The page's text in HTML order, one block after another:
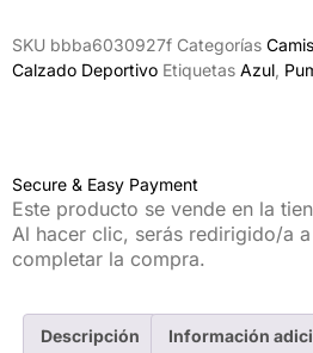
SKU bbba6030927f Categorías
Calzado Deportivo Etiquetas Azul
Secure & Easy Payment
Este producto se vende en la
Al hacer clic, serás redirigido/a
completar la compra.
Descripción Información